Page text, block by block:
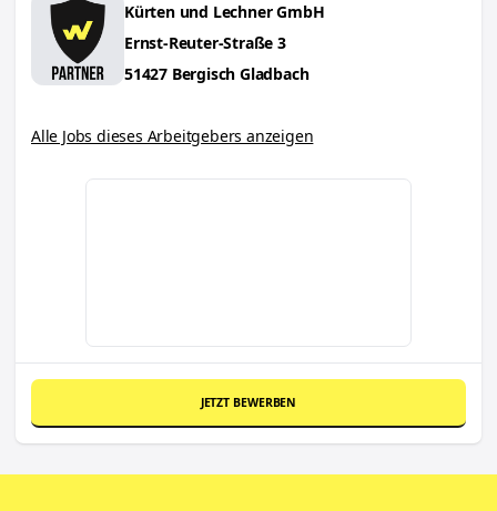
Kürten und Lechner GmbH
Ernst-Reuter-Straße 3
51427 Bergisch Gladbach
Alle Jobs dieses Arbeitgebers anzeigen
JETZT BEWERBEN